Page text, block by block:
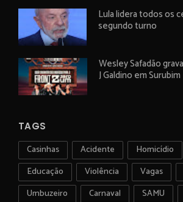
Lula lidera todos os
segundo turno
Wesley Safadão
J Galdino em Surubim
TAGS
Casinhas Acidente Homicídio
Educação
Violência Vagas
Umbuzeiro
Carnaval SAMU